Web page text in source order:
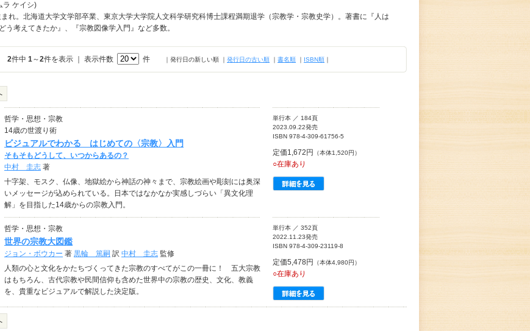
ラ ケイシ)
れ。北海道大学文学部卒業、東京大学大学院人文科学研究科博士課程満期退学（宗教学・宗教史学）。著書に『人は
う考えてきたか』、『宗教図像学入門』など多数。
2件中 1～2件を表示 ｜ 表示件数 件 ｜発行日の新しい順 ｜ 発行日の古い順 ｜ 書名順 ｜ ISBN順 ｜
哲学・思想・宗教
14歳の世渡り術
ビジュアルでわかる はじめての〈宗教〉入門
そもそもどうして、いつからあるの？
中村 圭志 著
十字架、モスク、仏像、地獄絵から神話の神々まで、宗教絵画や彫刻には奥深
いメッセージが込められている。日本ではなかなか実感しづらい「異文化理
解」を目指した14歳からの宗教入門。
単行本 ／ 184頁
2023.09.22発売
ISBN 978-4-309-61756-5
定価1,672円 （本体1,520円）
○在庫あり
哲学・思想・宗教
世界の宗教大図鑑
ジョン・ボウカー 著 黒輪 篤嗣 訳 中村 圭志 監修
人類の心と文化をかたちづくってきた宗教のすべてがこの一冊に！ 五大宗教
はもちろん、古代宗教や民間信仰も含めた世界中の宗教の歴史、文化、教義
を、貴重なビジュアルで解説した決定版。
単行本 ／ 352頁
2022.11.23発売
ISBN 978-4-309-23119-8
定価5,478円 （本体4,980円）
○在庫あり